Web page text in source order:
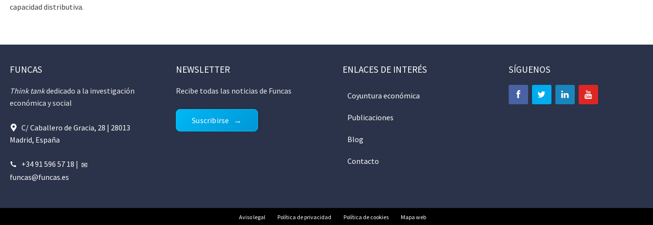
capacidad distributiva.
FUNCAS
Think tankdedicado a la investigación
económica y social
C/ Caballero de Gracia, 28 | 28013
Madrid, España
+34 91 596 57 18 |
funcas@funcas.es
NEWSLETTER
Recibe todas las noticias de Funcas
Suscribirse
ENLACES DE INTERÉS
Coyuntura económica
Publicaciones
Blog
Contacto
SÍGUENOS
Aviso legal Política de privacidad Política de cookies Mapa web